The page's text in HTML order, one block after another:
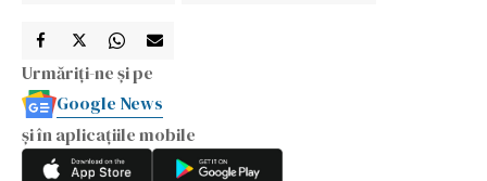
Urmăriți-ne și pe
Google News
și în aplicațiile mobile